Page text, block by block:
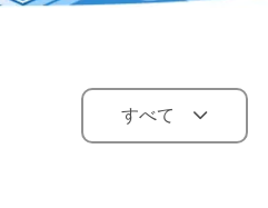
すべて